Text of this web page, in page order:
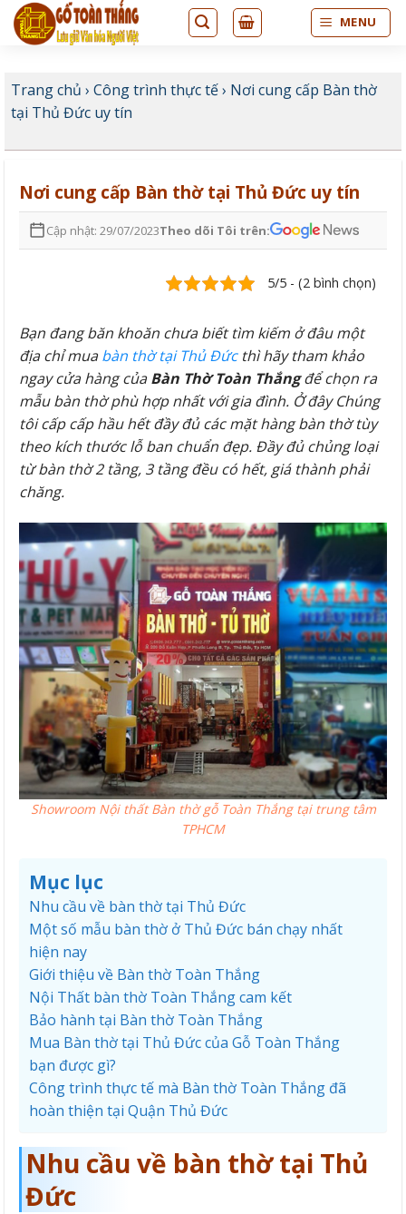
Bỏ
qua
MENU
Trang chủ › Công trình thực tế› Nơi cung cấp Bàn thờ
tại Thủ Đức uy tín
Nơi cung cấp Bàn thờ tại Thủ Đức uy tín
Cập nhật: 29/07/2023Theo dõi Tôi trên:
5/5 - (2 bình chọn)
Bạn đang băn khoăn chưa biết tìm kiếm ở đâu một
địa chỉ muabàn thờ tại Thủ Đứcthì hãy tham khảo
ngay cửa hàng củaBàn Thờ Toàn Thắngđể chọn ra
mẫu bàn thờ phù hợp nhất với gia đình. Ở đây Chúng
tôi cấp cấp hầu hết đầy đủ các mặt hàng bàn thờ tùy
theo kích thước lỗ ban chuẩn đẹp. Đầy đủ chủng loại
từ bàn thờ 2 tầng, 3 tầng đều có hết, giá thành phải
chăng.
Showroom Nội thất Bàn thờ gỗ Toàn Thắng tại trung tâm
TPHCM
Mục lục
Nhu cầu về bàn thờ tại Thủ Đức
Một số mẫu bàn thờ ở Thủ Đức bán chạy nhất
hiện nay
Giới thiệu về Bàn thờ Toàn Thắng
Nội Thất bàn thờ Toàn Thắng cam kết
Bảo hành tại Bàn thờ Toàn Thắng
Mua Bàn thờ tại Thủ Đức của Gỗ Toàn Thắng
bạn được gì?
Công trình thực tế mà Bàn thờ Toàn Thắng đã
hoàn thiện tại Quận Thủ Đức
Nhu cầu về bàn thờ tại Thủ
Đức